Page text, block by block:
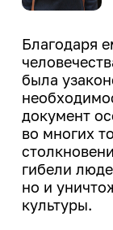
ИРНИТУ
"Иркут"
Благодаря
была
документ
во многих
гибели
но и
культуры.